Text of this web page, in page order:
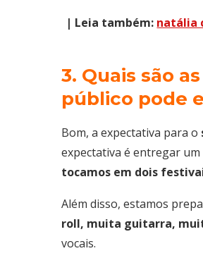
| Leia também: natália
⁠3. Quais são
público pode
Bom, a expectativa para o
expectativa é entregar
tocamos em dois
Além disso, estamos
roll, muita guitarra,
vocais.